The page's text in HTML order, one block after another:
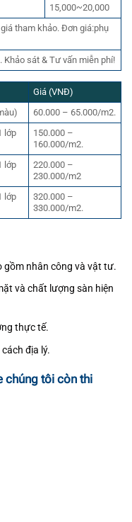
15,000~20,000
tham khảo. Đơn giá:phụ
Khảo sát & Tư vấn miễn phí!
Giá (VNĐ)
60.000 – 65.000/m2.
lớp
150.000 –
160.000/m2.
lớp
220.000 –
230.000/m2
lớp
320.000 –
330.000/m2.
gồm nhân công và vật tư.
và chất lượng sàn hiện
thực tế.
địa lý.
chúng tôi còn thi